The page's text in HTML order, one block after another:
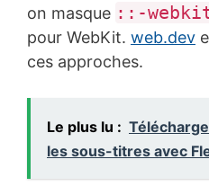
on masque ::-
pour WebKit. web.dev
ces approches.
Le plus lu :
les sous-titres avec